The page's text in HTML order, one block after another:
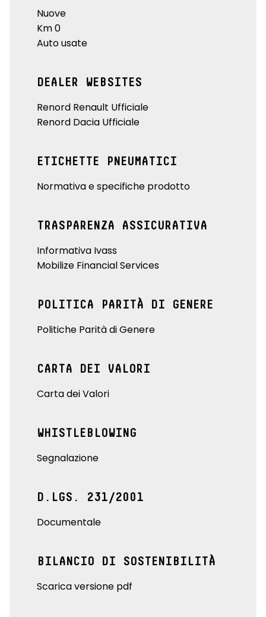
Nuove
Km 0
Auto usate
DEALER WEBSITES
Renord Renault Ufficiale
Renord Dacia Ufficiale
ETICHETTE PNEUMATICI
Normativa e specifiche prodotto
TRASPARENZA ASSICURATIVA
Informativa Ivass
Mobilize Financial Services
POLITICA PARITÀ DI GENERE
Politiche Parità di Genere
CARTA DEI VALORI
Carta dei Valori
WHISTLEBLOWING
Segnalazione
D.LGS. 231/2001
Documentale
BILANCIO DI SOSTENIBILITÀ
Scarica versione pdf